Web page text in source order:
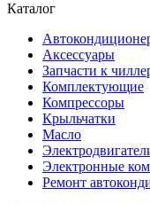
Каталог
Аксессуары
Запчасти к
Комплектующие
Компрессоры
Крыльчатки
Масло
Электронные
Ремонт